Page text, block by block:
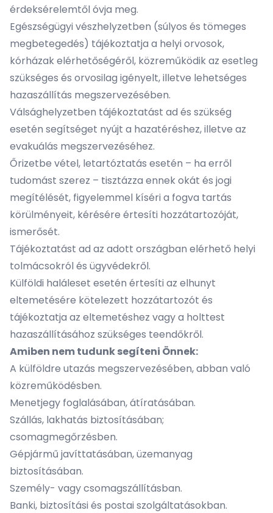
érdeksérelemtől óvja meg.
Egészségügyi vészhelyzetben (súlyos és tömeges
megbetegedés) tájékoztatja a helyi orvosok,
kórházak elérhetőségéről, közreműködik az esetleg
szükséges és orvosilag igényelt, illetve lehetséges
hazaszállítás megszervezésében.
Válsághelyzetben tájékoztatást ad és szükség
esetén segítséget nyújt a hazatéréshez, illetve az
evakuálás megszervezéséhez.
Őrizetbe vétel, letartóztatás esetén – ha erről
tudomást szerez – tisztázza ennek okát és jogi
megítélését, figyelemmel kíséri a fogva tartás
körülményeit, kérésére értesíti hozzátartozóját,
ismerősét.
Tájékoztatást ad az adott országban elérhető helyi
tolmácsokról és ügyvédekről.
Külföldi haláleset esetén értesíti az elhunyt
eltemetésére kötelezett hozzátartozót és
tájékoztatja az eltemetéshez vagy a holttest
hazaszállításához szükséges teendőkről.
Amiben nem tudunk segíteni Önnek:
A külföldre utazás megszervezésében, abban való
közreműködésben.
Menetjegy foglalásában, átíratásában.
Szállás, lakhatás biztosításában;
csomagmegőrzésben.
Gépjármű javíttatásában, üzemanyag
biztosításában.
Személy- vagy csomagszállításban.
Banki, biztosítási és postai szolgáltatásokban.